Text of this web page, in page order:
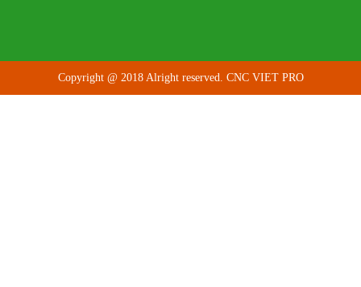
Copyright @ 2018 Alright reserved. CNC VIET PRO